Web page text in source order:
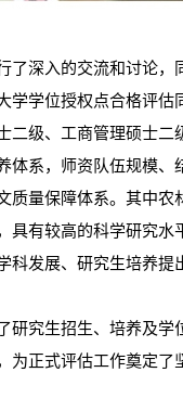
深入的交流和讨论，
学学位授权点合格评估
二级、工商管理硕士二
体系，师资队伍规模、
质量保障体系。其中农
具有较高的科学研究水
科发展、研究生培养提
究生招生、培养及学
正式评估工作奠定了